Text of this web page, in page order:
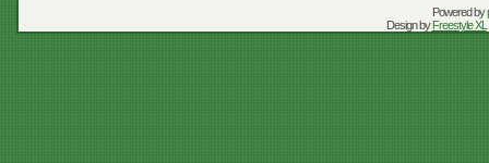
Powered by
Design byFreestyle XL